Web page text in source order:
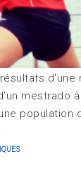
d'une
mestrado à
population